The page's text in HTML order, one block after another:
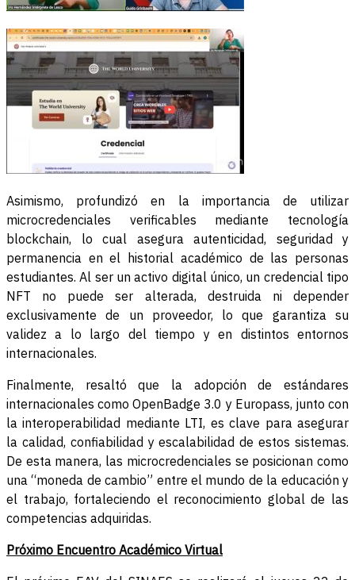
Asimismo, profundizó en la importancia de utilizar
microcredenciales verificables mediante tecnología
blockchain, lo cual asegura autenticidad, seguridad y
permanencia en el historial académico de las personas
estudiantes. Al ser un activo digital único, un credencial tipo
NFT no puede ser alterada, destruida ni depender
exclusivamente de un proveedor, lo que garantiza su
validez a lo largo del tiempo y en distintos entornos
internacionales.
Finalmente, resaltó que la adopción de estándares
internacionales como OpenBadge 3.0 y Europass, junto con
la interoperabilidad mediante LTI, es clave para asegurar
la calidad, confiabilidad y escalabilidad de estos sistemas.
De esta manera, las microcredenciales se posicionan como
una “moneda de cambio” entre el mundo de la educación y
el trabajo, fortaleciendo el reconocimiento global de las
competencias adquiridas.
Próximo Encuentro Académico Virtual